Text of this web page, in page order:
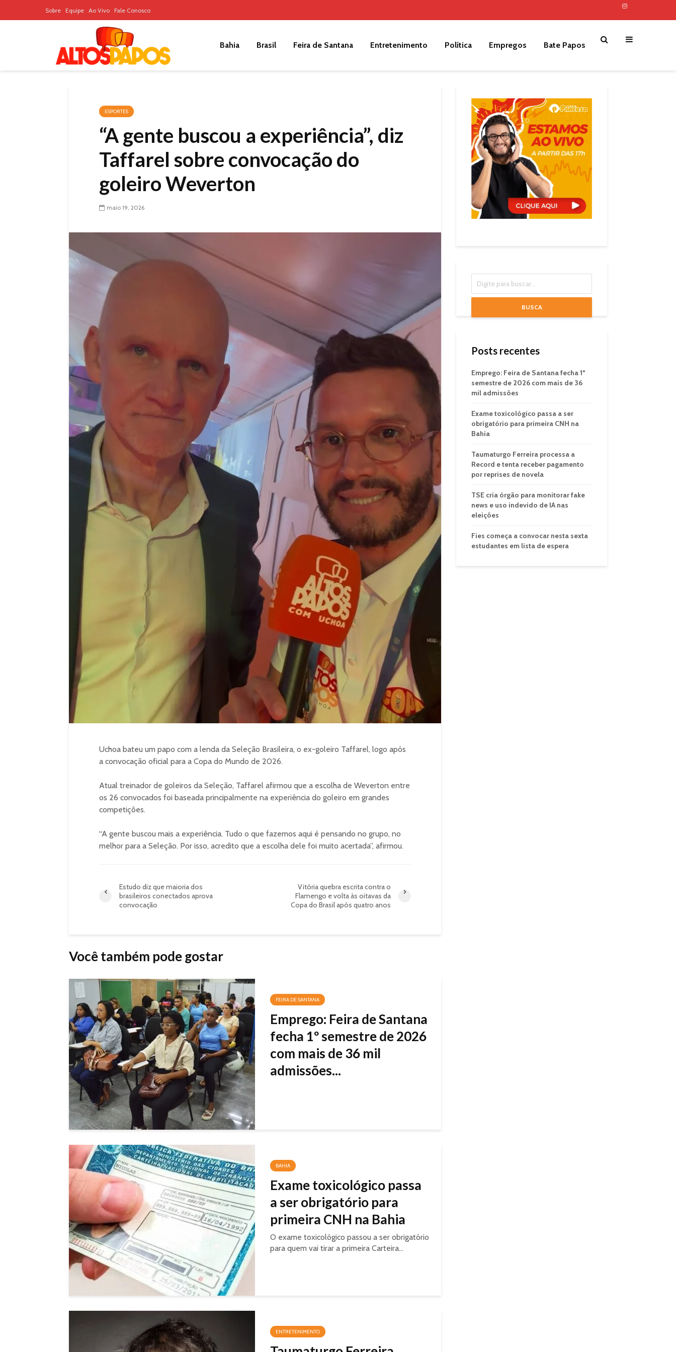
Sobre Equipe Ao Vivo Fale Conosco
Bahia Brasil Feira de Santana Entretenimento Política Empregos Bate Papos
ESPORTES
“A gente buscou a experiência”, diz
Taffarel sobre convocação do
goleiro Weverton
maio 19, 2026
Uchoa bateu um papo com a lenda da Seleção Brasileira, o ex-goleiro Taffarel, logo após
a convocação oficial para a Copa do Mundo de 2026.
Atual treinador de goleiros da Seleção, Taffarel afirmou que a escolha de Weverton entre
os 26 convocados foi baseada principalmente na experiência do goleiro em grandes
competições.
“A gente buscou mais a experiência. Tudo o que fazemos aqui é pensando no grupo, no
melhor para a Seleção. Por isso, acredito que a escolha dele foi muito acertada”, afirmou.
Estudo diz que maioria dos
brasileiros conectados aprova
convocação
Vitória quebra escrita contra o
Flamengo e volta às oitavas da
Copa do Brasil após quatro anos
Você também pode gostar
FEIRA DE SANTANA
Emprego: Feira de Santana
fecha 1º semestre de 2026
com mais de 36 mil
admissões...
BAHIA
Exame toxicológico passa
a ser obrigatório para
primeira CNH na Bahia
O exame toxicológico passou a ser obrigatório
para quem vai tirar a primeira Carteira...
ENTRETENIMENTO
BUSCA
Posts recentes
Emprego: Feira de Santana fecha 1º
semestre de 2026 com mais de 36
mil admissões
Exame toxicológico passa a ser
obrigatório para primeira CNH na
Bahia
Taumaturgo Ferreira processa a
Record e tenta receber pagamento
por reprises de novela
TSE cria órgão para monitorar fake
news e uso indevido de IA nas
eleições
Fies começa a convocar nesta sexta
estudantes em lista de espera